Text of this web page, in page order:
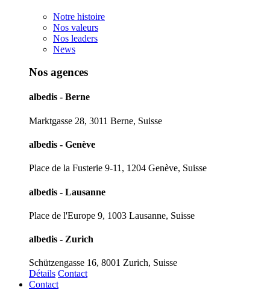
Notre histoire
Nos valeurs
Nos leaders
News
Nos agences
albedis - Berne
Marktgasse 28, 3011 Berne, Suisse
albedis - Genève
Place de la Fusterie 9-11, 1204 Genève, Suisse
albedis - Lausanne
Place de l'Europe 9, 1003 Lausanne, Suisse
albedis - Zurich
Schützengasse 16, 8001 Zurich, Suisse
Détails Contact
Contact